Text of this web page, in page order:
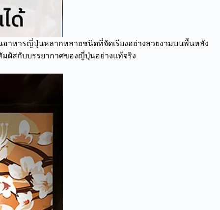
าหารญี่ปุ่นหลากหลายชนิดที่จัดเรียงอย่างสวยงามบนพื้นหลัง
ผัสกับบรรยากาศของญี่ปุ่นอย่างแท้จริง